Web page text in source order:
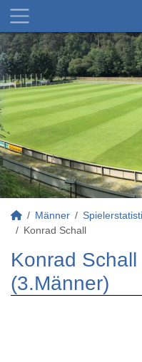
Männer
Konrad Schall
Konrad
(3.Männer)